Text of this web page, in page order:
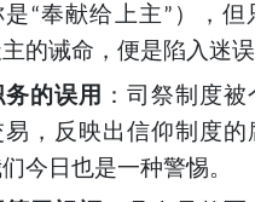
是“奉献给上主” ），但
的诫命，便是陷入迷误
的误用 ：司祭制度被
，反映出信仰制度的
今日也是一种警惕。